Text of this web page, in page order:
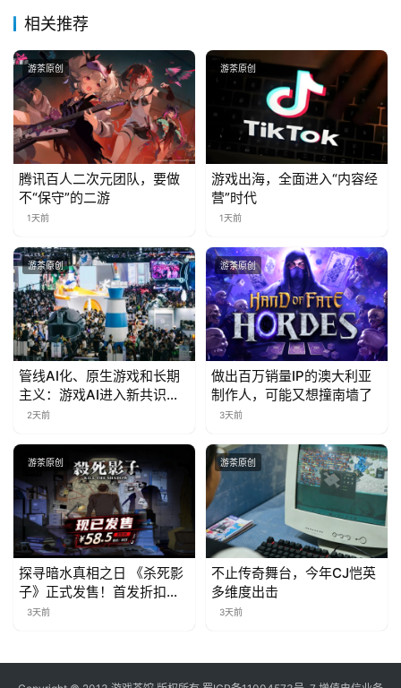
日
游
茶
对
接
会
上
海
站
中
文
(
中
相关推荐
游茶原创
腾讯百人二次元团队，要做
不“保守”的二游
1天前
游茶原创
游戏出海，全面进入“内容经
营”时代
1天前
游茶原创
管线AI化、原生游戏和长期
主义：游戏AI进入新共识时
代2天前
游茶原创
做出百万销量IP的澳大利亚
制作人，可能又想撞南墙了
3天前
游茶原创
探寻暗水真相之日 《杀死影
子》正式发售！首发折扣限
时开启中
3天前
游茶原创
不止传奇舞台，今年CJ恺英
多维度出击
3天前